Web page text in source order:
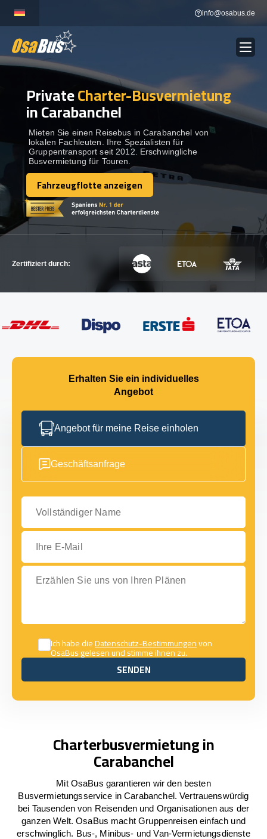
content
info@osabus.de
BUSVERMIETUNG Show dropdown
REISEZIELE Show dropdown
FLOTTE
KONTAKTIEREN SIE UNS
KONTAKTIEREN SIE UNS
PrivateCharter-Busvermietung
in Carabanchel
Mieten Sie einen Reisebus in Carabanchel von
lokalen Fachleuten. Ihre Spezialisten für
Gruppentransport seit 2012. Erschwingliche
Busvermietung für Touren.
Fahrzeugflotte anzeigen
Fahrzeugflotte anzeigen
Zertifiziert durch:
Erhalten Sie ein individuelles
Angebot
Angebot für meine Reise einholen
Geschäftsanfrage
Vollständiger Name
Ihre E-Mail
Erzählen Sie uns von Ihren Plänen
Ich habe dieDatenschutz-Bestimmungenvon
OsaBus gelesen und stimme ihnen zu.
SENDEN
SENDEN
Charterbusvermietung in
Carabanchel
Mit OsaBus garantieren wir den besten
Busvermietungsservice in Carabanchel. Vertrauenswürdig
bei Tausenden von Reisenden und Organisationen aus der
ganzen Welt. OsaBus macht Gruppenreisen einfach und
erschwinglich. Bus-, Minibus- und Van-Vermietungsdienste